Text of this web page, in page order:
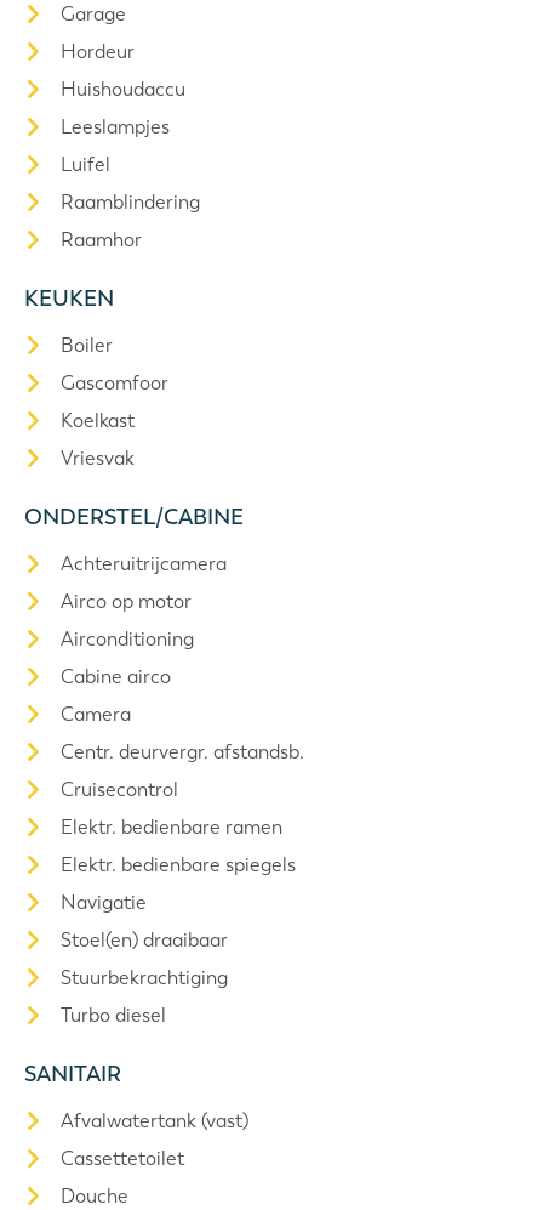
Garage
Hordeur
Huishoudaccu
Leeslampjes
Luifel
Raamblindering
Raamhor
KEUKEN
Boiler
Gascomfoor
Koelkast
Vriesvak
ONDERSTEL/CABINE
Achteruitrijcamera
Airco op motor
Airconditioning
Cabine airco
Camera
Centr. deurvergr. afstandsb.
Cruisecontrol
Elektr. bedienbare ramen
Elektr. bedienbare spiegels
Navigatie
Stoel(en) draaibaar
Stuurbekrachtiging
Turbo diesel
SANITAIR
Afvalwatertank (vast)
Cassettetoilet
Douche